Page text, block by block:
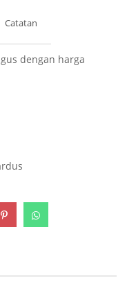
Catatan
dengan harga